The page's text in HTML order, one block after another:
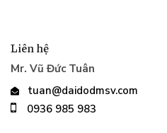
Liên hệ
Mr. Vũ Đức Tuân
tuan@daidodmsv.com
0936 985 983